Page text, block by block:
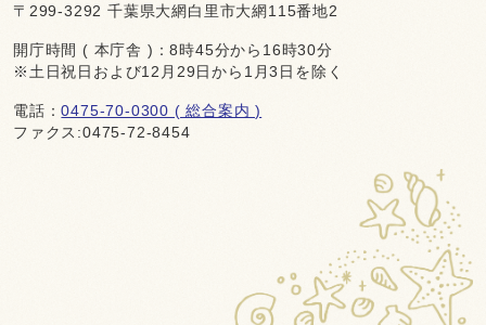
〒299-3292 千葉県大網白里市大網115番地2
開庁時間 ( 本庁舎 )：8時45分から16時30分
※土日祝日および12月29日から1月3日を除く
電話：0475-70-0300 ( 総合案内 )
ファクス:0475-72-8454